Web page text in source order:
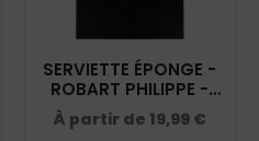
SERVIETTE ÉPONGE -
ROBART PHILIPPE -
NOIR - K111
À partir de 19,99 €